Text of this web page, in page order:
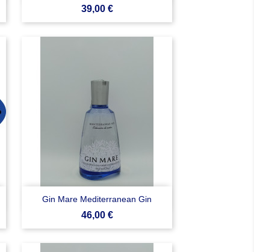
Prezzo
39,00 €
Gin Mare Mediterranean Gin
Prezzo
46,00 €
Anteprima